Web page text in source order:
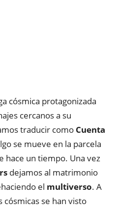
cósmica protagonizada
cercanos a su
traducir como Cuenta
se mueve en la parcela
hace un tiempo. Una vez
dejamos al matrimonio
el multiverso. A
cósmicas se han visto